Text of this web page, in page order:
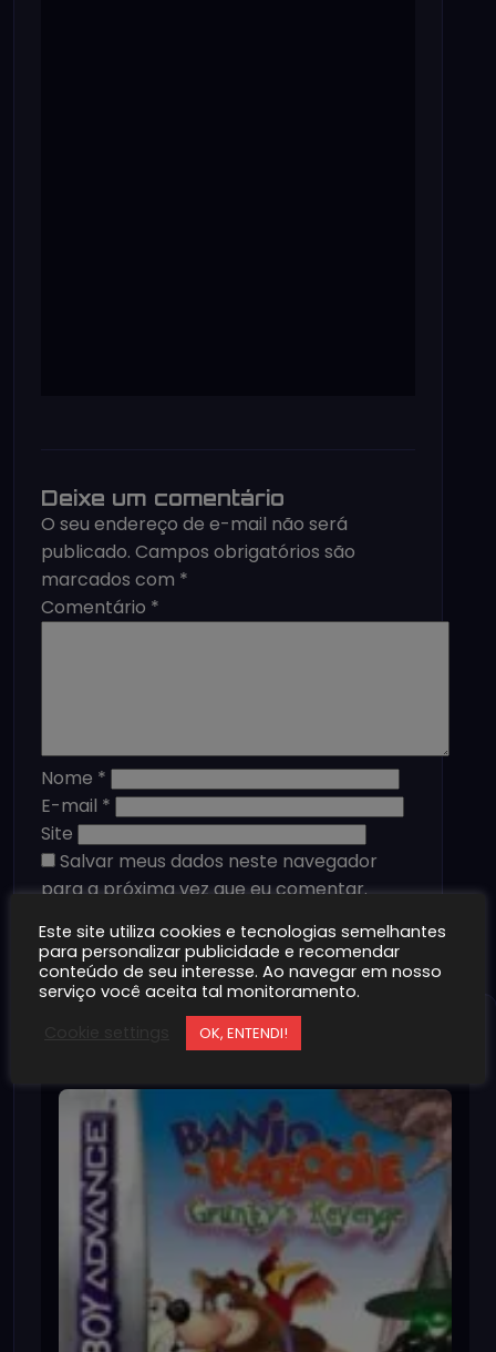
Deixe um comentário
O seu endereço de e-mail não será
publicado. Campos obrigatórios são
marcados com *
Comentário *
Nome *
E-mail *
Site
Salvar meus dados neste navegador
para a próxima vez que eu comentar.
Jogos Relacionados
Este site utiliza cookies e tecnologias semelhantes
para personalizar publicidade e recomendar
conteúdo de seu interesse. Ao navegar em nosso
serviço você aceita tal monitoramento.
OK, ENTENDI!